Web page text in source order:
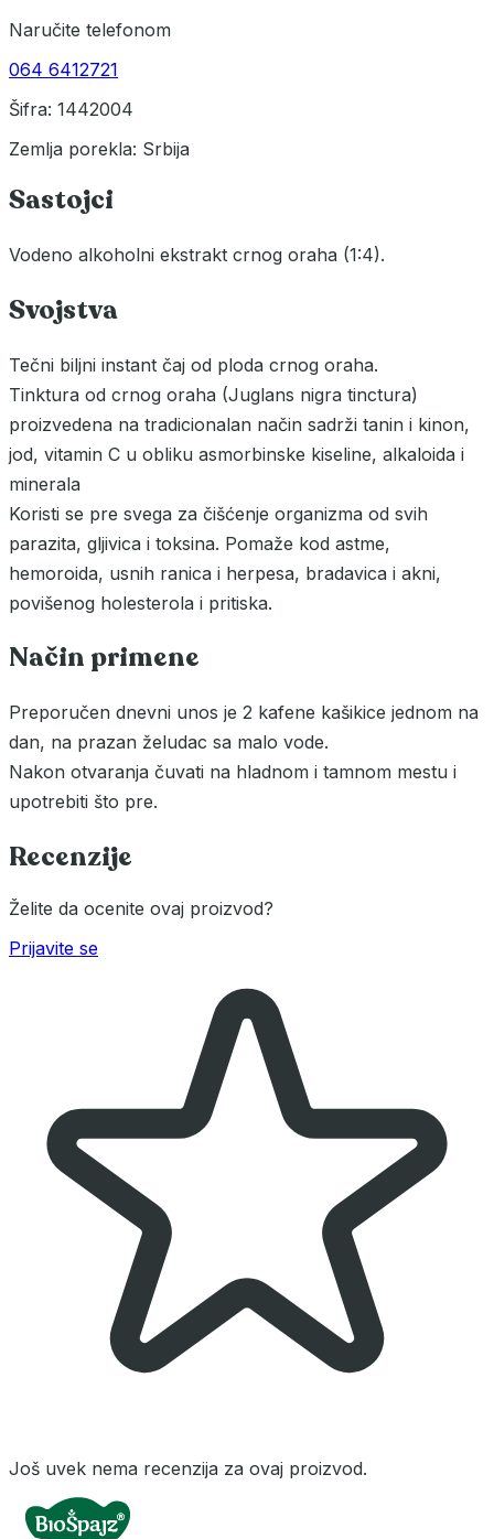
Naručite telefonom
064 6412721
Šifra: 1442004
Zemlja porekla: Srbija
Sastojci
Vodeno alkoholni ekstrakt crnog oraha (1:4).
Svojstva
Tečni biljni instant čaj od ploda crnog oraha.
Tinktura od crnog oraha (Juglans nigra tinctura)
proizvedena na tradicionalan način sadrži tanin i kinon,
jod, vitamin C u obliku asmorbinske kiseline, alkaloida i
minerala
Koristi se pre svega za čišćenje organizma od svih
parazita, gljivica i toksina. Pomaže kod astme,
hemoroida, usnih ranica i herpesa, bradavica i akni,
povišenog holesterola i pritiska.
Način primene
Preporučen dnevni unos je 2 kafene kašikice jednom na
dan, na prazan želudac sa malo vode.
Nakon otvaranja čuvati na hladnom i tamnom mestu i
upotrebiti što pre.
Recenzije
Želite da ocenite ovaj proizvod?
Prijavite se
Još uvek nema recenzija za ovaj proizvod.